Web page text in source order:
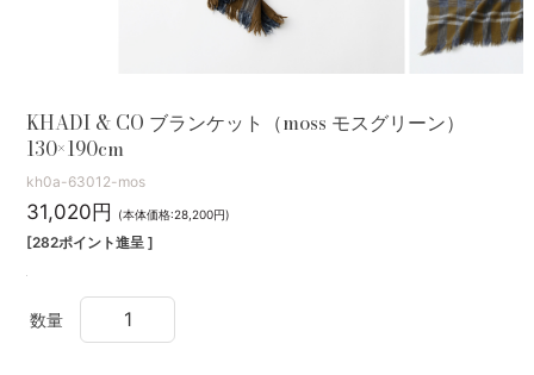
KHADI & CO ブランケット（moss モスグリーン）
130×190cm
kh0a-63012-mos
31,020円 (本体価格:28,200円)
[282ポイント進呈 ]
数量